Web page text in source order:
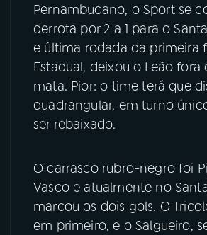
TikTok
Pernambucano, o Sport se
derrota por 2 a 1 para o
e última rodada da primeira
Estadual, deixou o Leão
mata. Pior: o time terá que
quadrangular, em turno
ser rebaixado.
O carrasco rubro-negro foi
Vasco e atualmente no
marcou os dois gols. O
em primeiro, e o Salgueiro,